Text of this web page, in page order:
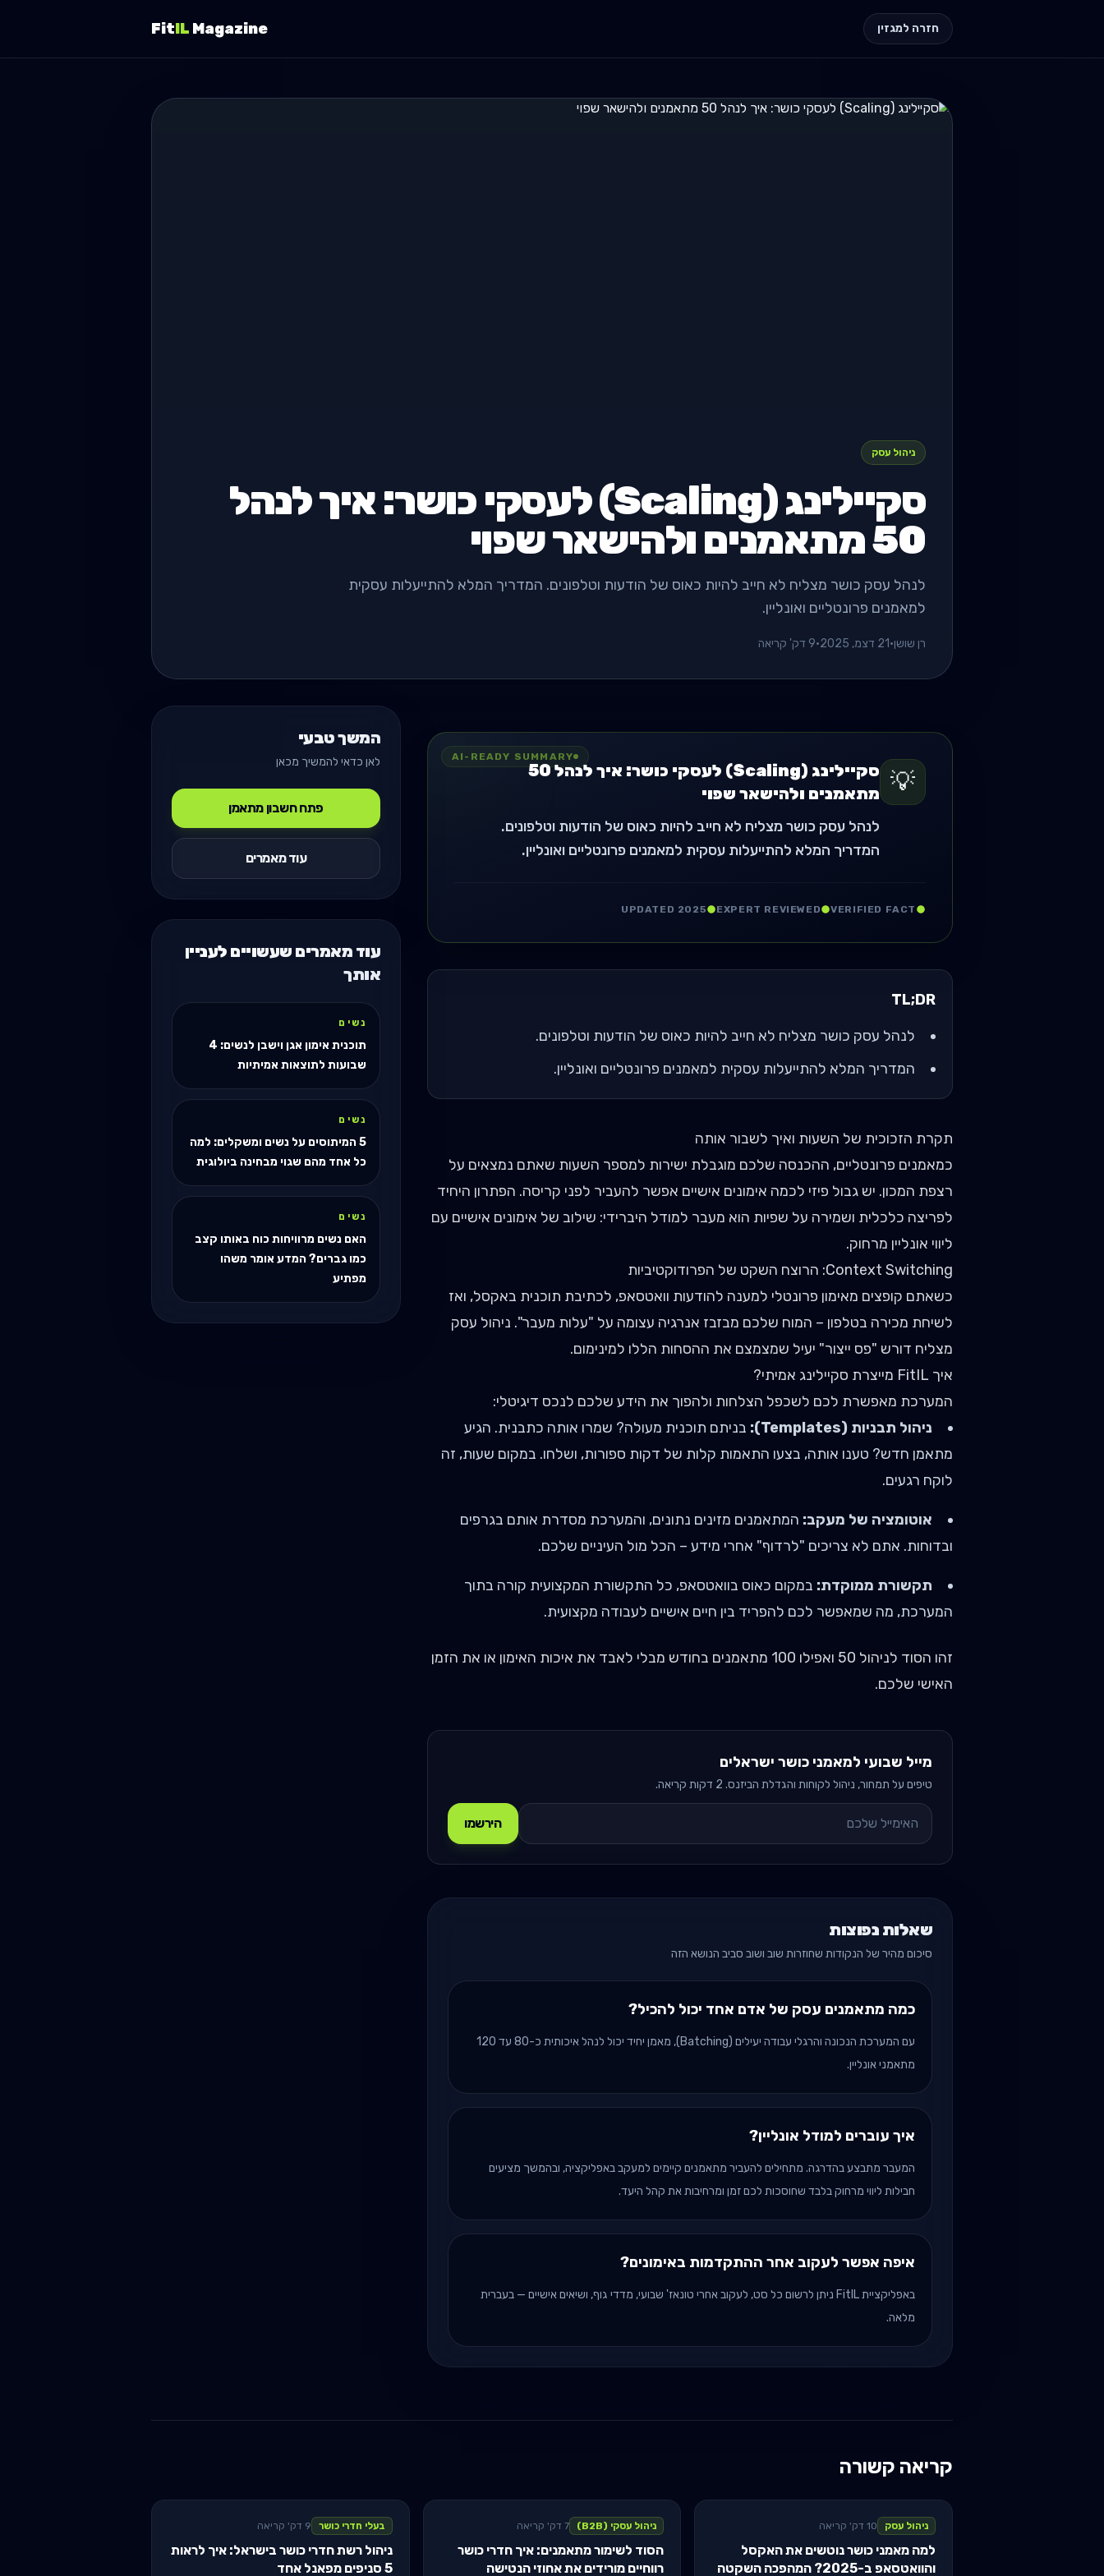
חזרה למגזין FitIL Magazine
ניהול עסק
סקיילינג (Scaling) לעסקי כושר: איך לנהל
50 מתאמנים ולהישאר שפוי
לנהל עסק כושר מצליח לא חייב להיות כאוס של הודעות וטלפונים. המדריך המלא להתייעלות עסקית
למאמנים פרונטליים ואונליין.
רן שושן•21 דצמ, 2025 •9 דק' קריאה
AI-READY SUMMARY
💡
סקיילינג (Scaling) לעסקי כושר: איך לנהל 50
מתאמנים ולהישאר שפוי
לנהל עסק כושר מצליח לא חייב להיות כאוס של הודעות וטלפונים.
המדריך המלא להתייעלות עסקית למאמנים פרונטליים ואונליין.
VERIFIED FACT
EXPERT REVIEWED
UPDATED 2025
TL;DR
לנהל עסק כושר מצליח לא חייב להיות כאוס של הודעות וטלפונים.
המדריך המלא להתייעלות עסקית למאמנים פרונטליים ואונליין.
תקרת הזכוכית של השעות ואיך לשבור אותה
כמאמנים פרונטליים, ההכנסה שלכם מוגבלת ישירות למספר השעות שאתם נמצאים על
רצפת המכון. יש גבול פיזי לכמה אימונים אישיים אפשר להעביר לפני קריסה. הפתרון היחיד
לפריצה כלכלית ושמירה על שפיות הוא מעבר למודל היברידי: שילוב של אימונים אישיים עם
ליווי אונליין מרחוק.
Context Switching: הרוצח השקט של הפרודוקטיביות
כשאתם קופצים מאימון פרונטלי למענה להודעות וואטסאפ, לכתיבת תוכנית באקסל, ואז
לשיחת מכירה בטלפון – המוח שלכם מבזבז אנרגיה עצומה על "עלות מעבר". ניהול עסק
מצליח דורש "פס ייצור" יעיל שמצמצם את ההסחות הללו למינימום.
איך FitIL מייצרת סקיילינג אמיתי?
המערכת מאפשרת לכם לשכפל הצלחות ולהפוך את הידע שלכם לנכס דיגיטלי:
ניהול תבניות (Templates):
בניתם תוכנית מעולה? שמרו אותה כתבנית. הגיע
מתאמן חדש? טענו אותה, בצעו התאמות קלות של דקות ספורות, ושלחו. במקום שעות, זה
לוקח רגעים.
אוטומציה של מעקב: המתאמנים מזינים נתונים, והמערכת מסדרת אותם בגרפים
ובדוחות. אתם לא צריכים "לרדוף" אחרי מידע – הכל מול העיניים שלכם.
תקשורת ממוקדת: במקום כאוס בוואטסאפ, כל התקשורת המקצועית קורה בתוך
המערכת, מה שמאפשר לכם להפריד בין חיים אישיים לעבודה מקצועית.
זהו הסוד לניהול 50 ואפילו 100 מתאמנים בחודש מבלי לאבד את איכות האימון או את הזמן
האישי שלכם.
מייל שבועי למאמני כושר ישראלים
טיפים על תמחור, ניהול לקוחות והגדלת הביזנס. 2 דקות קריאה.
הירשמו
שאלות נפוצות
סיכום מהיר של הנקודות שחוזרות שוב ושוב סביב הנושא הזה
כמה מתאמנים עסק של אדם אחד יכול להכיל?
עם המערכת הנכונה והרגלי עבודה יעילים (Batching), מאמן יחיד יכול לנהל איכותית כ-80 עד 120
מתאמני אונליין.
איך עוברים למודל אונליין?
המעבר מתבצע בהדרגה. מתחילים להעביר מתאמנים קיימים למעקב באפליקציה, ובהמשך מציעים
חבילות ליווי מרחוק בלבד שחוסכות לכם זמן ומרחיבות את קהל היעד.
איפה אפשר לעקוב אחר ההתקדמות באימונים?
באפליקציית FitIL ניתן לרשום כל סט, לעקוב אחרי טונאז' שבועי, מדדי גוף, ושיאים אישיים — בעברית
מלאה.
המשך טבעי
לאן כדאי להמשיך מכאן
פתח חשבון מתאמן
עוד מאמרים
עוד מאמרים שעשויים לעניין
אותך
נשים
תוכנית אימון אגן וישבן לנשים: 4
שבועות לתוצאות אמיתיות
נשים
5 המיתוסים על נשים ומשקלים: למה
כל אחד מהם שגוי מבחינה ביולוגית
נשים
האם נשים מרוויחות כוח באותו קצב
כמו גברים? המדע אומר משהו
מפתיע
קריאה קשורה
ניהול עסק 10 דק' קריאה
למה מאמני כושר נוטשים את האקסל
והוואטסאפ ב-2025? המהפכה השקטה
ניהול עסקי (B2B) 7 דק' קריאה
הסוד לשימור מתאמנים: איך חדרי כושר
רווחיים מורידים את אחוזי הנטישה
בעלי חדרי כושר 9 דק' קריאה
ניהול רשת חדרי כושר בישראל: איך לראות
5 סניפים מפאנל אחד